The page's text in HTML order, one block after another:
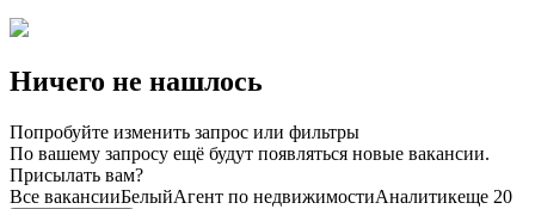
Ничего не нашлось
Попробуйте изменить запрос или фильтры
По вашему запросу ещё будут появляться новые вакансии.
Присылать вам?
Все вакансииБелыйАгент по недвижимостиАналитикеще 20